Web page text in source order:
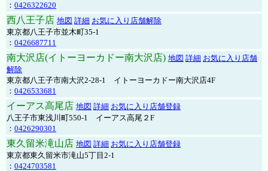
： 0426322620
西八王子店 地図 詳細 お気に入り店舗解除
東京都八王子市並木町35-1
： 0426687711
南大沢店(イトーヨーカドー南大沢店) 地図 詳細 お気に入り店舗
解除
東京都八王子市南大沢2-28-1 イトーヨーカドー南大沢店4F
： 0426533681
イーアス高尾店 地図 詳細 お気に入り店舗登録
八王子市東浅川町550-1 イーアス高尾２F
： 0426290301
東久留米滝山店 地図 詳細 お気に入り店舗登録
東京都東久留米市滝山5丁目2-1
： 0424703581